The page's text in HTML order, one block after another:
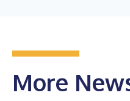
More